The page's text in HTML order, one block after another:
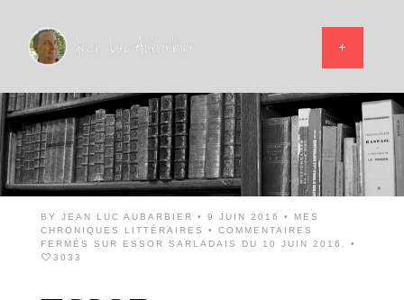
BY JEAN LUC AUBARBIER • 9 JUIN 2016 •
MES
CHRONIQUES LITTÉRAIRES
• COMMENTAIRES
FERMÉS
SUR ESSOR SARLADAIS DU 10 JUIN 2016.
•
3033